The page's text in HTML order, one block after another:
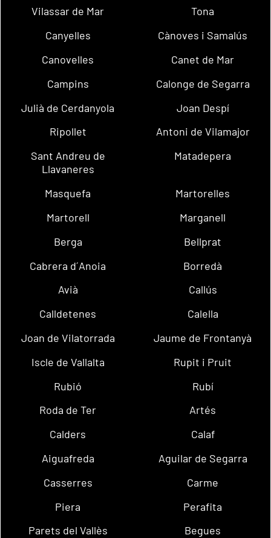
Vilassar de Mar
Tona
Canyelles
Cànoves i Samalús
Canovelles
Canet de Mar
Campins
Calonge de Segarra
Julià de Cerdanyola
Joan Despí
Ripollet
Antoni de Vilamajor
Sant Andreu de
Llavaneres
Matadepera
Masquefa
Martorelles
Martorell
Marganell
Berga
Bellprat
Cabrera d´Anoia
Borredà
Avià
Callús
Calldetenes
Calella
Joan de Vilatorrada
Jaume de Frontanyà
Iscle de Vallalta
Rupit i Pruit
Rubió
Rubí
Roda de Ter
Artés
Calders
Calaf
Aiguafreda
Aguilar de Segarra
Casserres
Carme
Piera
Perafita
Parets del Vallès
Begues